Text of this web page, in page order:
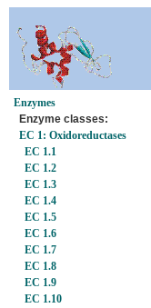
Enzymes
Enzyme classes:
EC 1: Oxidoreductases
EC 1.1
EC 1.2
EC 1.3
EC 1.4
EC 1.5
EC 1.6
EC 1.7
EC 1.8
EC 1.9
EC 1.10